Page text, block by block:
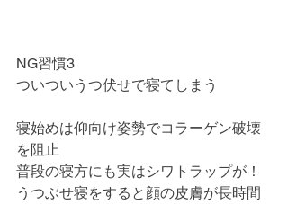
NG習慣3
ついついうつ伏せで寝てしまう
寝始めは仰向け姿勢でコラーゲン破壊
を阻止
普段の寝方にも実はシワトラップが！
うつぶせ寝をすると顔の皮膚が長時間